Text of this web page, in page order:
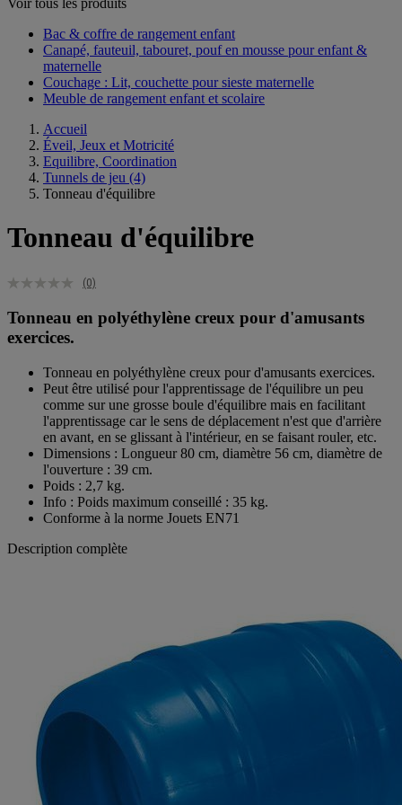
Bac & coffre de rangement enfant​
Canapé, fauteuil, tabouret, pouf en mousse pour enfant &
maternelle
Couchage : Lit, couchette pour sieste maternelle​
Meuble de rangement enfant et scolaire
Accueil
Éveil, Jeux et Motricité
Equilibre, Coordination
Tunnels de jeu (4)
Tonneau d'équilibre
Tonneau d'équilibre
(0)
Tonneau en polyéthylène creux pour d'amusants
exercices.
Tonneau en polyéthylène creux pour d'amusants exercices.
Peut être utilisé pour l'apprentissage de l'équilibre un peu
comme sur une grosse boule d'équilibre mais en facilitant
l'apprentissage car le sens de déplacement n'est que d'arrière
en avant, en se glissant à l'intérieur, en se faisant rouler, etc.
Dimensions : Longueur 80 cm, diamètre 56 cm, diamètre de
l'ouverture : 39 cm.
Poids : 2,7 kg.
Info : Poids maximum conseillé : 35 kg.
Conforme à la norme Jouets EN71
Description complète